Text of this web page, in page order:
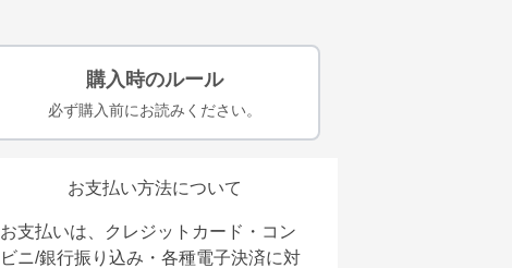
購入時のルール
必ず購入前にお読みください。
お支払い方法について
お支払いは、クレジットカード・コン
ビニ/銀行振り込み・各種電子決済に対